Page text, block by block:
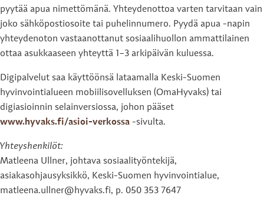
pyytää apua nimettömänä. Yhteydenottoa varten tarvitaan vain
joko sähköpostiosoite tai puhelinnumero. Pyydä apua -napin
yhteydenoton vastaanottanut sosiaalihuollon ammattilainen
ottaa asukkaaseen yhteyttä 1–3 arkipäivän kuluessa.
Digipalvelut saa käyttöönsä lataamalla Keski-Suomen
hyvinvointialueen mobiilisovelluksen (OmaHyvaks) tai
digiasioinnin selainversiossa, johon pääset
www.hyvaks.fi/asioi-verkossa -sivulta.
Yhteyshenkilöt:
Matleena Ullner, johtava sosiaalityöntekijä,
asiakasohjausyksikkö, Keski-Suomen hyvinvointialue,
matleena.ullner@hyvaks.fi, p. 050 353 7647